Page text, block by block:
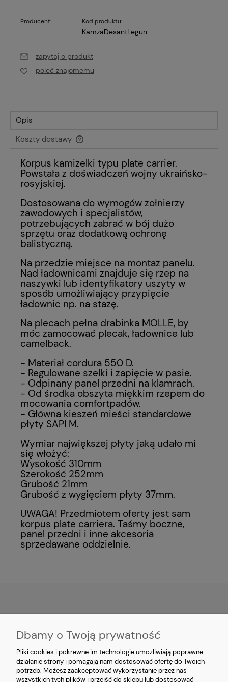
Producent:
-
Kod produktu:
KamzaDesantLegun
zapytaj o produkt
poleć znajomemu
Opis
Koszty dostawy
Cena nie zawiera ewentualnych kosztów płatności
Korpus kamizelki typu plate carrier.
Powstała z doświadczeń wojny ukraińsko-
rosyjskiej.
Dostosowana do wymogów żołnierzy
zawodowych i specjalistów,
potrzebujących zabrać w bój dużo
sprzętu oraz dodatkową ochronę
balistyczną.
Na przedzie miejsce na montaż panelu.
Nad ładownicami znajduje się rzep na
naszywki lub identyfikatory uszyty w
sposób umożliwiający przypięcie
ładownic np. na stazę.
Na plecach pełna drabinka MOLLE, by
móc zamocować plecak, ładownice lub
camelback.
- Materiał cordura 550 D.
- Regulowane szelki i zapięcie w pasie.
- Odpinany panel przedni na klamrach.
- Od środka obszyta miękkim rzepem do
mocowania comfortpadów.
- Główna kieszeń mieści standardowe
płyty SAPI M.
Wymiar największej płyty jaką udało mi
się włożyć:
Wysokość 310mm
Szerokość 252mm
Grubość 21mm
Grubość z wygięciem płyty 37mm.
UWAGA! Przedmiotem oferty jest sam
korpus plate carriera. Taśmy boczne,
panel przedni i inne akcesoria
sprzedawane oddzielnie.
INFORMACJE
Dbamy o Twoją prywatność
Pliki cookies i pokrewne im technologie umożliwiają poprawne
działanie strony i pomagają nam dostosować ofertę do Twoich
potrzeb. Możesz zaakceptować wykorzystanie przez nas
wszystkich tych plików i przejść do sklepu lub dostosować